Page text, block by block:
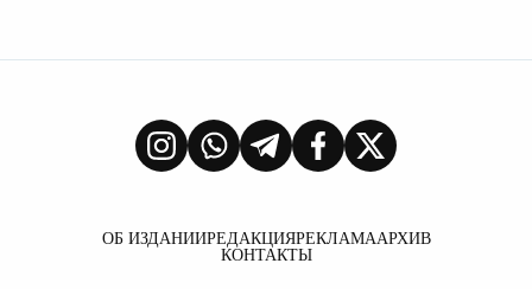
ОБ ИЗДАНИИРЕДАКЦИЯРЕКЛАМААРХИВ
КОНТАКТЫ